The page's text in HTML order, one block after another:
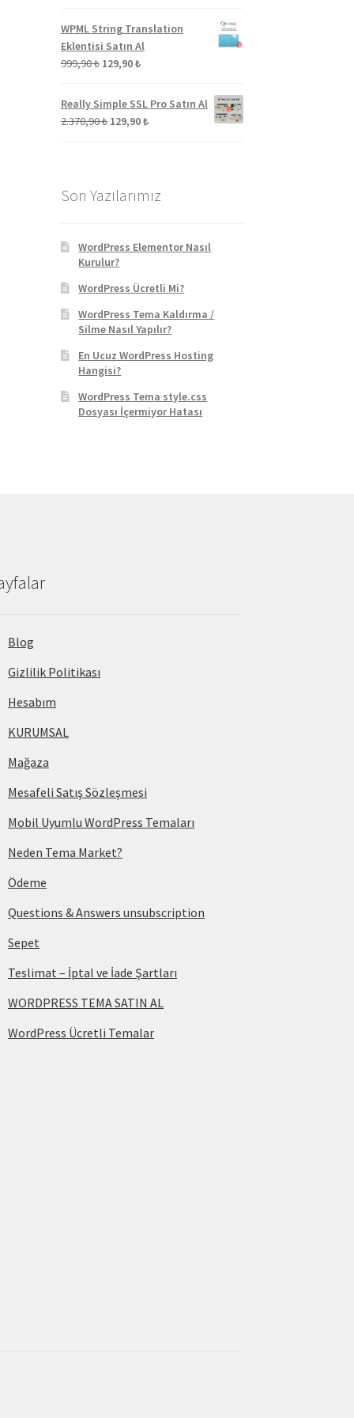
1.212,90 ₺.fiyat:
WPML String Translation
Eklentisi Satın Al
999,90₺ Orijinal
999,90 ₺.
129,90₺Şu
fiyat:
129,90 ₺.
Really Simple SSL Pro Satın Al
2.370,90₺ Orijinal
129,90₺Şu
Son Yazılarımız
WordPress Elementor Nasıl
Kurulur?
WordPress Ücretli Mi?
WordPress Tema Kaldırma /
Silme Nasıl Yapılır?
En Ucuz WordPress Hosting
Hangisi?
WordPress Tema style.css
Dosyası İçermiyor Hatası
Blog
Gizlilik Politikası
Hesabım
KURUMSAL
Mağaza
Mesafeli Satış Sözleşmesi
Mobil Uyumlu WordPress Temaları
Neden Tema Market?
Ödeme
Questions & Answers unsubscription
Sepet
Teslimat – İptal ve İade Şartları
WORDPRESS TEMA SATIN AL
WordPress Ücretli Temalar